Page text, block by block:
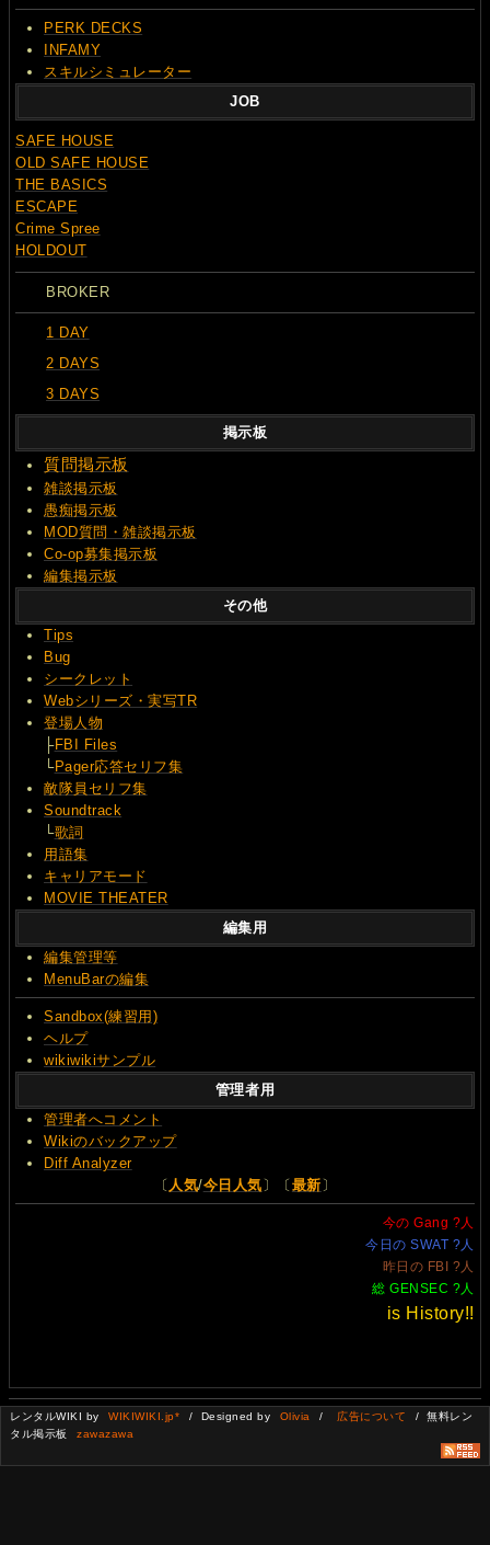
PERK DECKS
INFAMY
スキルシミュレーター
JOB
SAFE HOUSE
OLD SAFE HOUSE
THE BASICS
ESCAPE
Crime Spree
HOLDOUT
BROKER
1 DAY
2 DAYS
3 DAYS
掲示板
質問掲示板
雑談掲示板
愚痴掲示板
MOD質問・雑談掲示板
Co-op募集掲示板
編集掲示板
その他
Tips
Bug
シークレット
Webシリーズ・実写TR
登場人物
├FBI Files
└Pager応答セリフ集
敵隊員セリフ集
Soundtrack
└歌詞
用語集
キャリアモード
MOVIE THEATER
編集用
編集管理等
MenuBarの編集
Sandbox(練習用)
ヘルプ
wikiwikiサンプル
管理者用
管理者へコメント
Wikiのバックアップ
Diff Analyzer
〔 人気/今日人気〕〔最新〕
今の Gang ? 人
今日の SWAT ? 人
昨日の FBI ? 人
総 GENSEC ? 人
is History!!
レンタルWIKI by WIKIWIKI.jp* / Designed by Olivia / 広告について
/ 無料レン
タル掲示板
zawazawa